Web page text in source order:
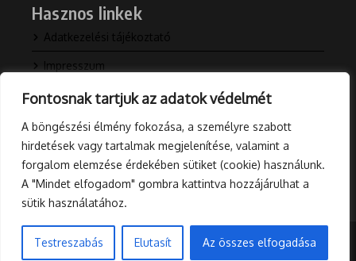
Fontosnak tartjuk az adatok védelmét
A böngészési élmény fokozása, a személyre szabott
hirdetések vagy tartalmak megjelenítése, valamint a
forgalom elemzése érdekében sütiket (cookie) használunk.
A "Mindet elfogadom" gombra kattintva hozzájárulhat a
sütik használatához.
Testreszabás Elutasít Az összes elfogadása
Hasznos linkek
Adatkezelési tájékoztató
Impresszum
Kapcsolat
Rólunk
Blog
Minden jog fenntartva © 2026 Vicceske.hu